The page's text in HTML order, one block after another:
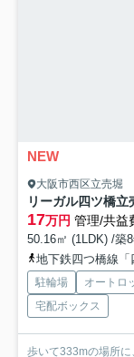
NEW
大阪市西区立売堀
リーガル四ツ橋立
17万円 管理/共益
50.16㎡ (1LDK) /築
地下鉄四つ橋線
駐輪場 オートロ
宅配ボックス
歩いて333mの場所